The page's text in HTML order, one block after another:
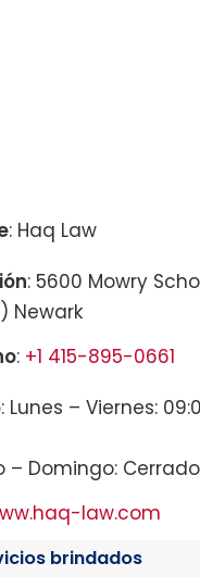
: Haq Law
: 5600 Mowry
Newark
: +1 415-895-0661
: Lunes – Viernes:
– Domingo: Cerrado
law.com
brindados